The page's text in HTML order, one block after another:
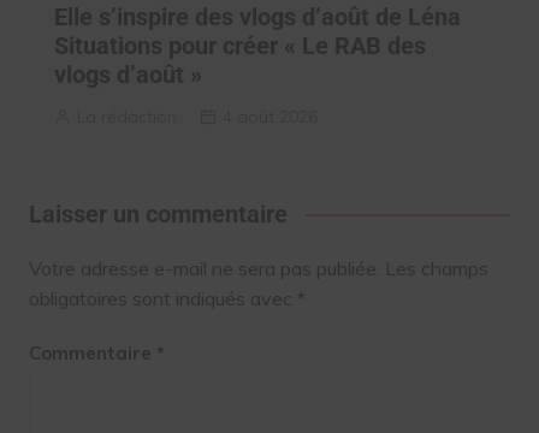
Elle s’inspire des vlogs d’août de Léna
Situations pour créer « Le RAB des
vlogs d’août »
Laisser un commentaire
Votre adresse e-mail ne sera pas publiée. Les champs
obligatoires sont indiqués avec *
Commentaire *